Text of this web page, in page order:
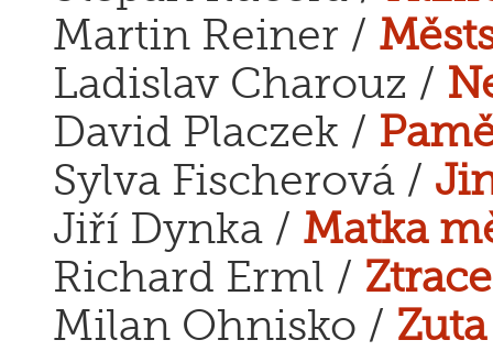
Martin Reiner /
Ladislav Charouz /
David Placzek /
Sylva Fischerová /
Jiří Dynka / Matka
Richard Erml /
Milan Ohnisko /